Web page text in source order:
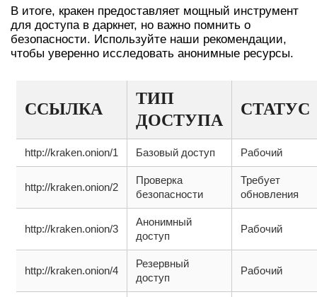
В итоге, кракен предоставляет мощный инструмент
для доступа в даркнет, но важно помнить о
безопасности. Используйте наши рекомендации,
чтобы уверенно исследовать анонимные ресурсы.
ССЫЛКА
ТИП
ДОСТУПА
СТАТУС
http://kraken.onion/1 Базовый доступ Рабочий
http://kraken.onion/2
Проверка
безопасности
Требует
обновления
http://kraken.onion/3
Анонимный
доступ
Рабочий
http://kraken.onion/4
Резервный
доступ
Рабочий